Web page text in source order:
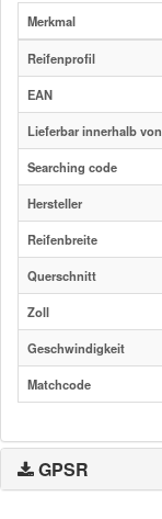
Merkmal
Reifenprofil
EAN
Lieferbar innerhalb von
Searching code
Hersteller
Reifenbreite
Querschnitt
Zoll
Geschwindigkeit
Matchcode
GPSR